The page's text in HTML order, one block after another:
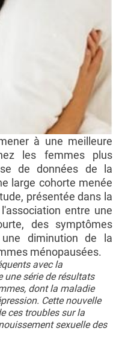
à une meilleure
les femmes plus
de données de la
large cohorte menée
présentée dans la
entre une
des symptômes
diminution de la
ménopausées.
avec la
une série de résultats
dont la maladie
Cette nouvelle
ces troubles sur la
sexuelle des